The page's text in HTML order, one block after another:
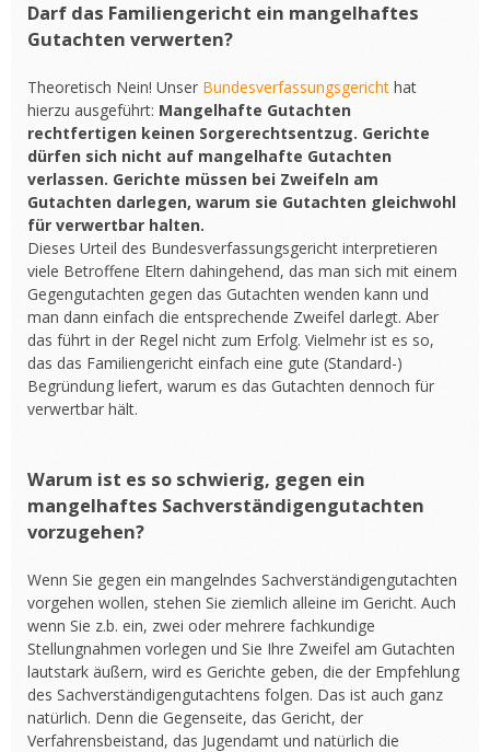
Darf das Familiengericht ein mangelhaftes
Gutachten verwerten?
Theoretisch Nein! Unser Bundesverfassungsgericht hat
hierzu ausgeführt: Mangelhafte Gutachten
rechtfertigen keinen Sorgerechtsentzug. Gerichte
dürfen sich nicht auf mangelhafte Gutachten
verlassen. Gerichte müssen bei Zweifeln am
Gutachten darlegen, warum sie Gutachten gleichwohl
für verwertbar halten.
Dieses Urteil des Bundesverfassungsgericht interpretieren
viele Betroffene Eltern dahingehend, das man sich mit einem
Gegengutachten gegen das Gutachten wenden kann und
man dann einfach die entsprechende Zweifel darlegt. Aber
das führt in der Regel nicht zum Erfolg. Vielmehr ist es so,
das das Familiengericht einfach eine gute (Standard-)
Begründung liefert, warum es das Gutachten dennoch für
verwertbar hält.
Warum ist es so schwierig, gegen ein
mangelhaftes Sachverständigengutachten
vorzugehen?
Wenn Sie gegen ein mangelndes Sachverständigengutachten
vorgehen wollen, stehen Sie ziemlich alleine im Gericht. Auch
wenn Sie z.b. ein, zwei oder mehrere fachkundige
Stellungnahmen vorlegen und Sie Ihre Zweifel am Gutachten
lautstark äußern, wird es Gerichte geben, die der Empfehlung
des Sachverständigengutachtens folgen. Das ist auch ganz
natürlich. Denn die Gegenseite, das Gericht, der
Verfahrensbeistand, das Jugendamt und natürlich die